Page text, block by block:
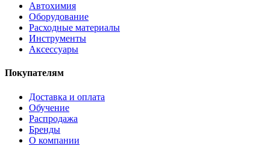
Автохимия
Оборудование
Расходные материалы
Инструменты
Аксессуары
Покупателям
Доставка и оплата
Обучение
Распродажа
Бренды
О компании